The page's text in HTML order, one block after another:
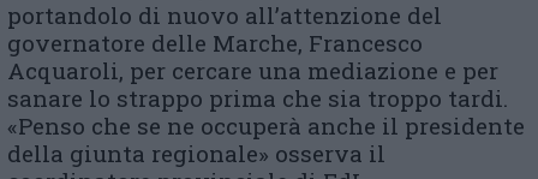
portandolo di nuovo all’attenzione del
governatore delle Marche, Francesco
Acquaroli, per cercare una mediazione e per
sanare lo strappo prima che sia troppo tardi.
«Penso che se ne occuperà anche il presidente
della giunta regionale» osserva il